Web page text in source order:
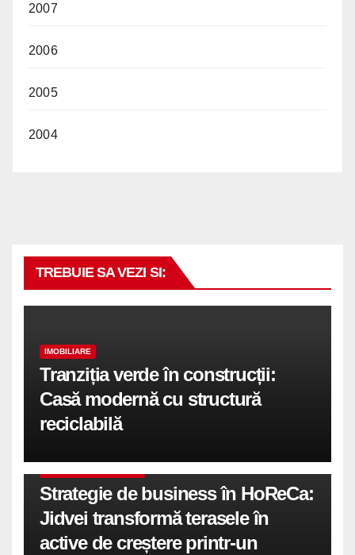
2007
2006
2005
2004
TREBUIE SA VEZI SI:
IMOBILIARE
Tranziția verde în construcții:
Casă modernă cu structură
reciclabilă
Strategie de business în HoReCa:
Jidvei transformă terasele în
active de creștere printr-un